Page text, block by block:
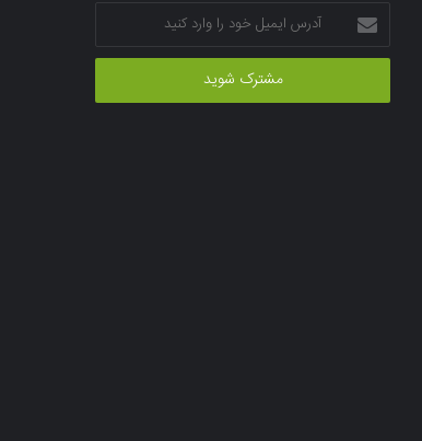
آدرس
ایمیل
خود
وارد